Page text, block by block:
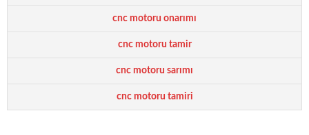
cnc motoru onarımı
cnc motoru tamir
cnc motoru sarımı
cnc motoru tamiri